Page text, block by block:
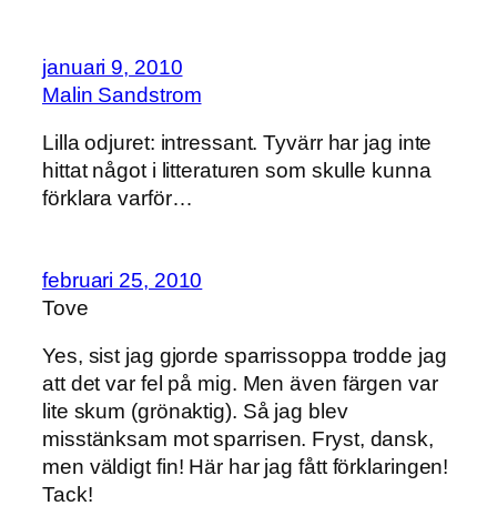
januari 9, 2010
Malin Sandstrom
Lilla odjuret: intressant. Tyvärr har jag inte
hittat något i litteraturen som skulle kunna
förklara varför…
februari 25, 2010
Tove
Yes, sist jag gjorde sparrissoppa trodde jag
att det var fel på mig. Men även färgen var
lite skum (grönaktig). Så jag blev
misstänksam mot sparrisen. Fryst, dansk,
men väldigt fin! Här har jag fått förklaringen!
Tack!